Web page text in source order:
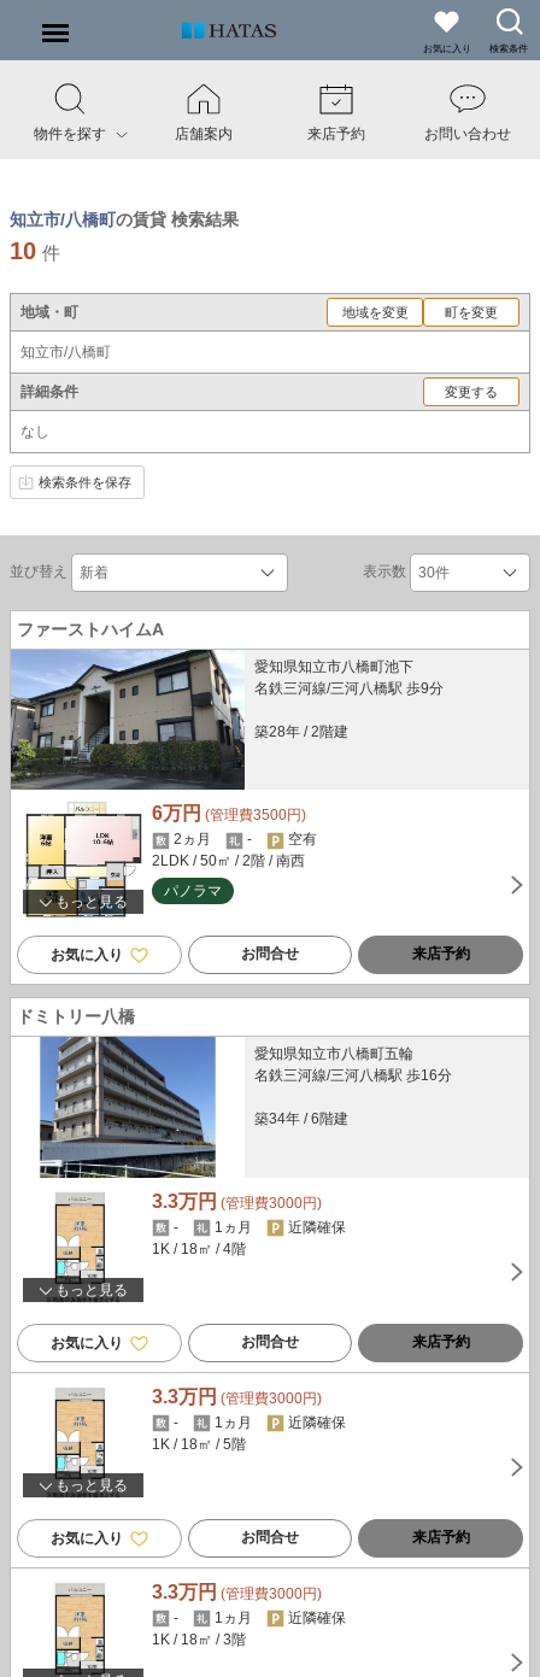
お気に入り 検索条件
物件を探す 店舗案内 来店予約 お問い合わせ
知立市/八橋町の賃貸 検索結果
10 件
地域・町 地域を変更 町を変更
知立市/八橋町
詳細条件 変更する
なし
検索条件を保存
並び替え 表示数
ファーストハイムA
愛知県知立市八橋町池下
名鉄三河線/三河八橋駅 歩9分
築28年 / 2階建
もっと見る
6万円 (管理費3500円)
2ヵ月
-
空有
2LDK / 50㎡ / 2階 / 南西
パノラマ
お気に入り お問合せ 来店予約
ドミトリー八橋
愛知県知立市八橋町五輪
名鉄三河線/三河八橋駅 歩16分
築34年 / 6階建
もっと見る
3.3万円 (管理費3000円)
-
1ヵ月
近隣確保
1K / 18㎡ / 4階
お気に入り お問合せ 来店予約
もっと見る
3.3万円 (管理費3000円)
-
1ヵ月
近隣確保
1K / 18㎡ / 5階
お気に入り お問合せ 来店予約
3.3万円 (管理費3000円)
-
1ヵ月
近隣確保
1K / 18㎡ / 3階